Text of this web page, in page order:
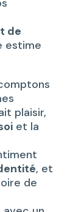
de
estime
plaisir,
et la
, et
de